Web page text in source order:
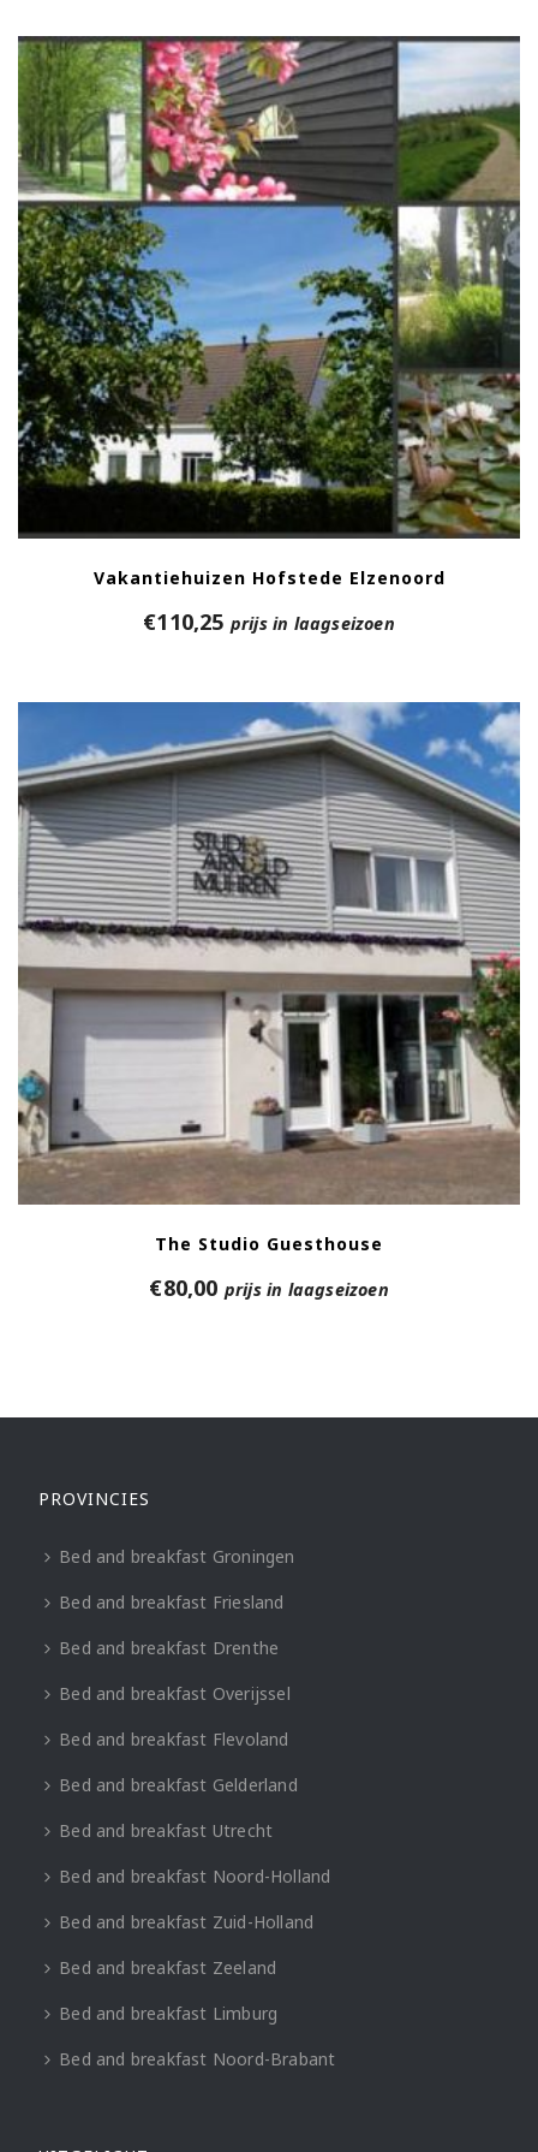
Vakantiehuizen Hofstede Elzenoord
€110,25 prijs in laagseizoen
The Studio Guesthouse
€80,00 prijs in laagseizoen
PROVINCIES
Bed and breakfast Groningen
Bed and breakfast Friesland
Bed and breakfast Drenthe
Bed and breakfast Overijssel
Bed and breakfast Flevoland
Bed and breakfast Gelderland
Bed and breakfast Utrecht
Bed and breakfast Noord-Holland
Bed and breakfast Zuid-Holland
Bed and breakfast Zeeland
Bed and breakfast Limburg
Bed and breakfast Noord-Brabant